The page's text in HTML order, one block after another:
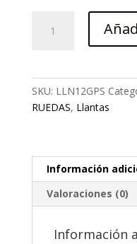
PUSHBIKE
SKU: LLN12GPS
RUEDAS, Llantas
Información
Valoraciones (0)
Información